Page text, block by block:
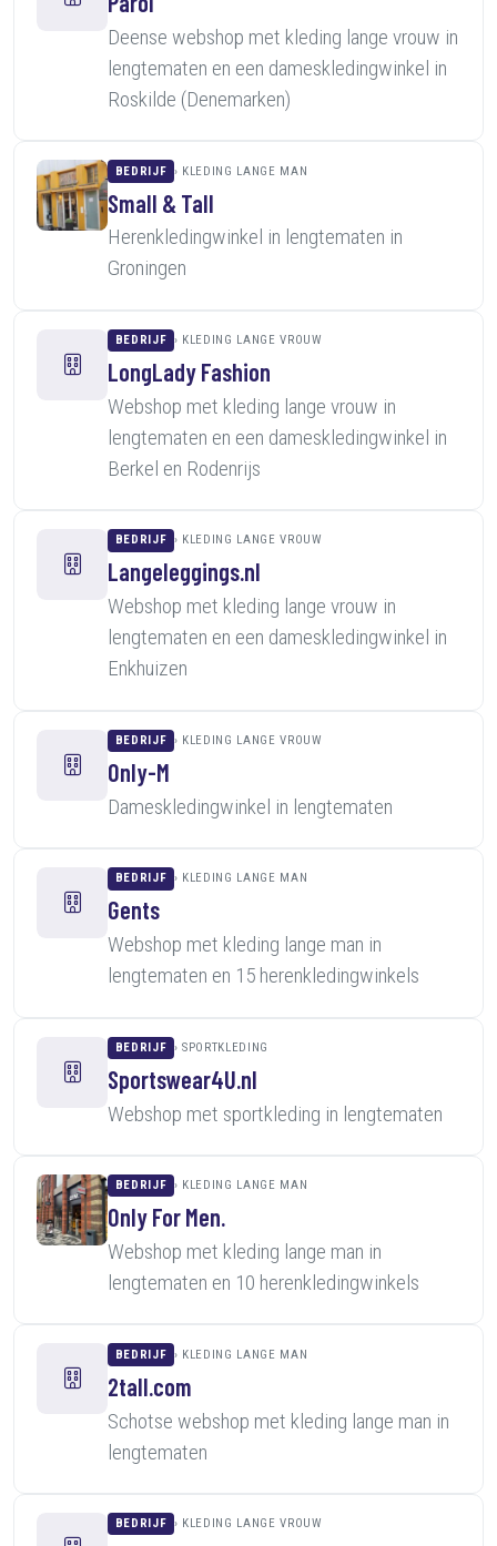
Deense webshop met kleding lange vrouw in
lengtematen en een dameskledingwinkel in
Roskilde (Denemarken)
BEDRIJF KLEDING LANGE MAN
Small & Tall
Herenkledingwinkel in lengtematen in
Groningen
BEDRIJF KLEDING LANGE VROUW
LongLady Fashion
Webshop met kleding lange vrouw in
lengtematen en een dameskledingwinkel in
Berkel en Rodenrijs
BEDRIJF KLEDING LANGE VROUW
Langeleggings.nl
Webshop met kleding lange vrouw in
lengtematen en een dameskledingwinkel in
Enkhuizen
BEDRIJF KLEDING LANGE VROUW
Only-M
Dameskledingwinkel in lengtematen
BEDRIJF KLEDING LANGE MAN
Gents
Webshop met kleding lange man in
lengtematen en 15 herenkledingwinkels
BEDRIJF SPORTKLEDING
Sportswear4U.nl
Webshop met sportkleding in lengtematen
BEDRIJF KLEDING LANGE MAN
Only For Men.
Webshop met kleding lange man in
lengtematen en 10 herenkledingwinkels
BEDRIJF KLEDING LANGE MAN
2tall.com
Schotse webshop met kleding lange man in
lengtematen
BEDRIJF KLEDING LANGE VROUW